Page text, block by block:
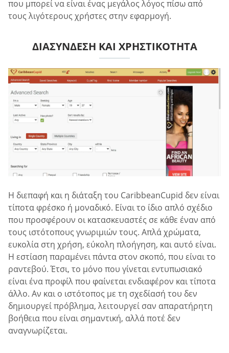
που μπορεί να είναι ένας μεγάλος λόγος πίσω από
τους λιγότερους χρήστες στην εφαρμογή.
ΔΙΑΣΎΝΔΕΣΗ ΚΑΙ ΧΡΗΣΤΙΚΌΤΗΤΑ
Η διεπαφή και η διάταξη του CaribbeanCupid δεν είναι
τίποτα φρέσκο ή μοναδικό. Είναι το ίδιο απλό σχέδιο
που προσφέρουν οι κατασκευαστές σε κάθε έναν από
τους ιστότοπους γνωριμιών τους. Απλά χρώματα,
ευκολία στη χρήση, εύκολη πλοήγηση, και αυτό είναι.
Η εστίαση παραμένει πάντα στον σκοπό, που είναι το
ραντεβού. Έτσι, το μόνο που γίνεται εντυπωσιακό
είναι ένα προφίλ που φαίνεται ενδιαφέρον και τίποτα
άλλο. Αν και ο ιστότοπος με τη σχεδίασή του δεν
δημιουργεί πρόβλημα, λειτουργεί σαν απαρατήρητη
βοήθεια που είναι σημαντική, αλλά ποτέ δεν
αναγνωρίζεται.